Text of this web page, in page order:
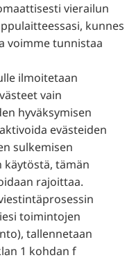
vierailun
kunnes
voimme tunnistaa
ilmoitetaan
vain
hyväksymisen
evästeiden
sulkemisen
käytöstä, tämän
rajoittaa.
toimintojen
tallennetaan
1 kohdan f